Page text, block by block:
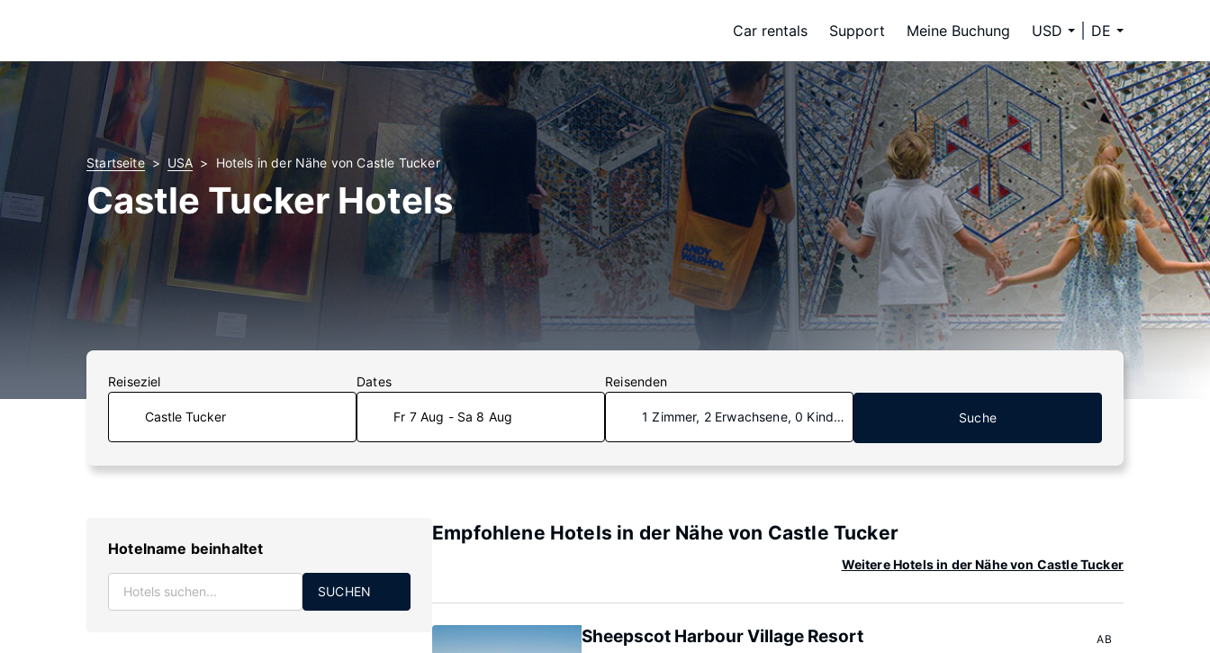
Car rentals Support Meine Buchung USD DE
Startseite USA Hotels in der Nähe von Castle Tucker
Castle Tucker Hotels
Reiseziel Dates
Fr 7 Aug - Sa 8 Aug
Reisenden
1 Zimmer, 2 Erwachsene, 0 Kinder Suche
Hotelname beinhaltet
SUCHEN
Empfohlene Hotels in der Nähe von Castle Tucker
Weitere Hotels in der Nähe von Castle Tucker
Sheepscot Harbour Village Resort AB